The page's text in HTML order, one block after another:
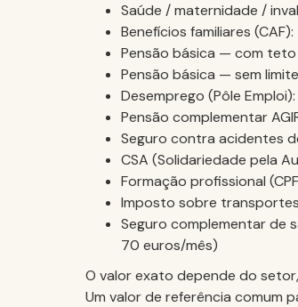
Saúde / maternidade /
Benefícios familiares (CAF):
Pensão básica — com teto
Pensão básica — sem
Desemprego (Pôle
Pensão complementar
Seguro contra acidentes
CSA (Solidariedade pela
Formação profissional
Imposto sobre
Seguro complementar de
70 euros/mês)
O valor exato depende do
Um valor de referência comum